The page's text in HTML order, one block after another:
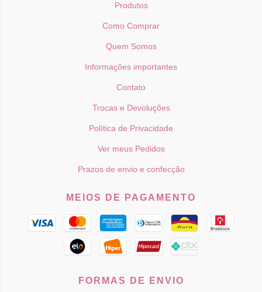
Produtos
Como Comprar
Quem Somos
Informações importantes
Contato
Trocas e Devoluções
Política de Privacidade
Ver meus Pedidos
Prazos de envio e confecção
MEIOS DE PAGAMENTO
FORMAS DE ENVIO